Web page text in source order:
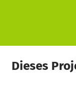
Dieses